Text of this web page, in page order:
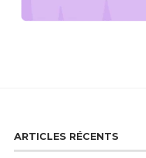
ARTICLES RÉCENTS